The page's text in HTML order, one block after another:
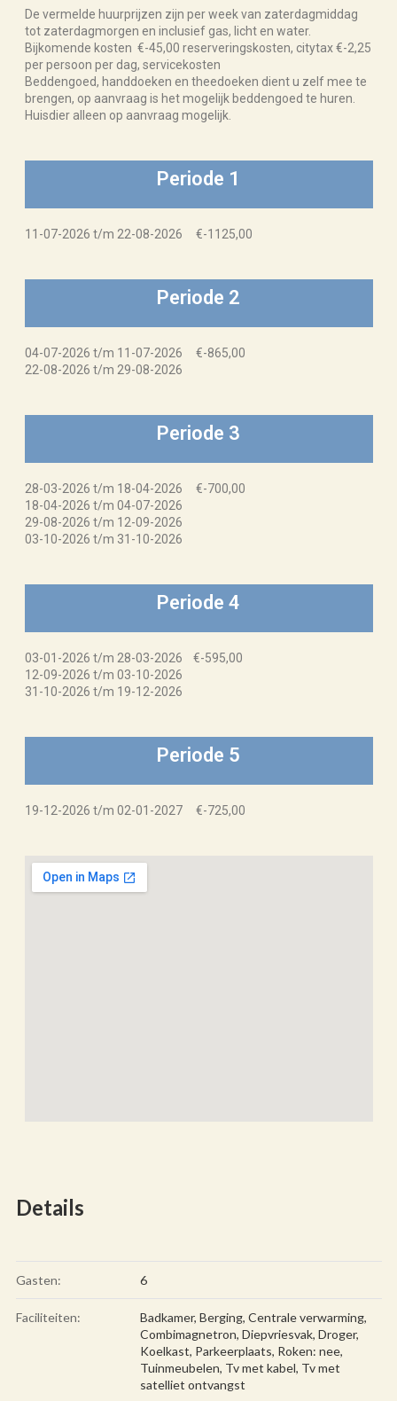
De vermelde huurprijzen zijn per week van zaterdagmiddag
tot zaterdagmorgen en inclusief gas, licht en water.
Bijkomende kosten €-45,00 reserveringskosten, citytax €-2,25
per persoon per dag, servicekosten
Beddengoed, handdoeken en theedoeken dient u zelf mee te
brengen, op aanvraag is het mogelijk beddengoed te huren.
Huisdier alleen op aanvraag mogelijk.
Periode 1
11-07-2026 t/m 22-08-2026 €-1125,00
Periode 2
04-07-2026 t/m 11-07-2026 €-865,00
22-08-2026 t/m 29-08-2026
Periode 3
28-03-2026 t/m 18-04-2026 €-700,00
18-04-2026 t/m 04-07-2026
29-08-2026 t/m 12-09-2026
03-10-2026 t/m 31-10-2026
Periode 4
03-01-2026 t/m 28-03-2026 €-595,00
12-09-2026 t/m 03-10-2026
31-10-2026 t/m 19-12-2026
Periode 5
19-12-2026 t/m 02-01-2027 €-725,00
Details
Gasten: 6
Faciliteiten: Badkamer, Berging, Centrale verwarming,
Combimagnetron, Diepvriesvak, Droger,
Koelkast, Parkeerplaats, Roken: nee,
Tuinmeubelen, Tv met kabel, Tv met
satelliet ontvangst